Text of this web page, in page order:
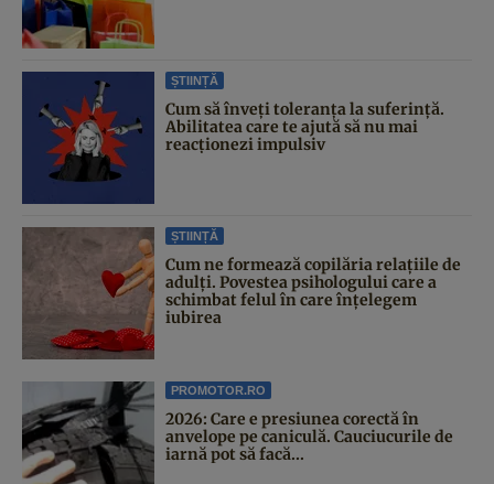
ȘTIINȚĂ
Cum să înveți toleranța la suferință.
Abilitatea care te ajută să nu mai
reacționezi impulsiv
ȘTIINȚĂ
Cum ne formează copilăria relațiile de
adulți. Povestea psihologului care a
schimbat felul în care înțelegem
iubirea
PROMOTOR.RO
2026: Care e presiunea corectă în
anvelope pe caniculă. Cauciucurile de
iarnă pot să facă...